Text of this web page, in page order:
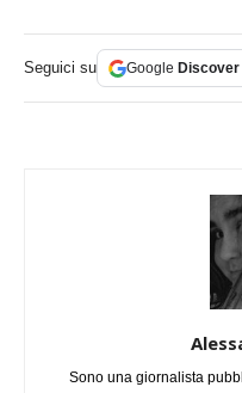
Seguici su Google Discover
Sono una giornalista